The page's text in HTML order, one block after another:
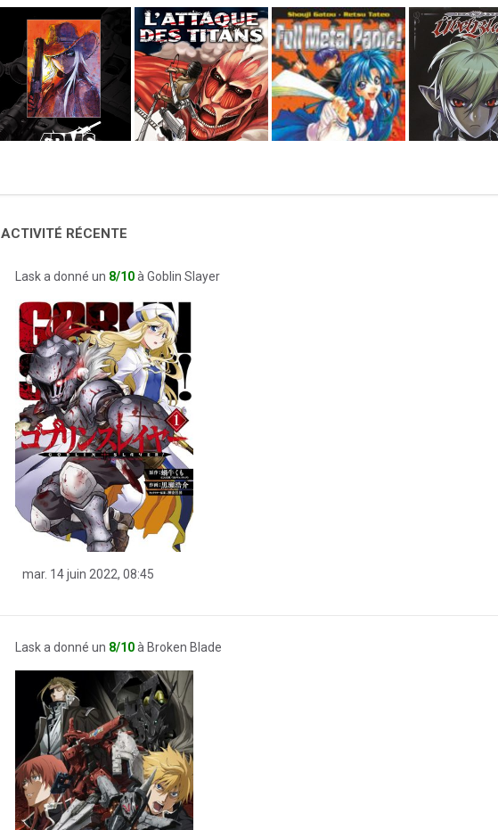
RÉCENTE
Lask a donné un 8/10à Goblin Slayer
mar. 14 juin 2022, 08:45
Lask a donné un 8/10à Broken Blade